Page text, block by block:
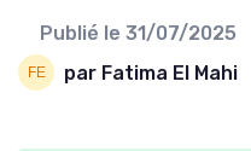
Publié le 31/07/2025
par Fatima El Mahi